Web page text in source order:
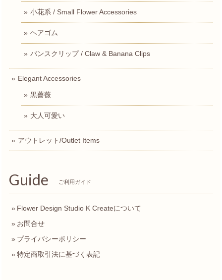
小花系 / Small Flower Accessories
ヘアゴム
バンスクリップ / Claw & Banana Clips
Elegant Accessories
黒薔薇
大人可愛い
アウトレット/Outlet Items
Guide ご利用ガイド
Flower Design Studio K Createについて
お問合せ
プライバシーポリシー
特定商取引法に基づく表記